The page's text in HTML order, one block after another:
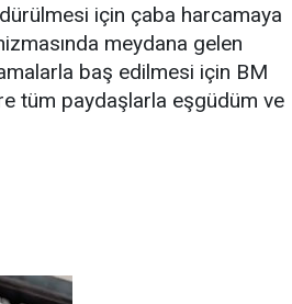
için çaba harcamaya
meydana gelen
baş edilmesi için BM
tüm paydaşlarla eşgüdüm ve